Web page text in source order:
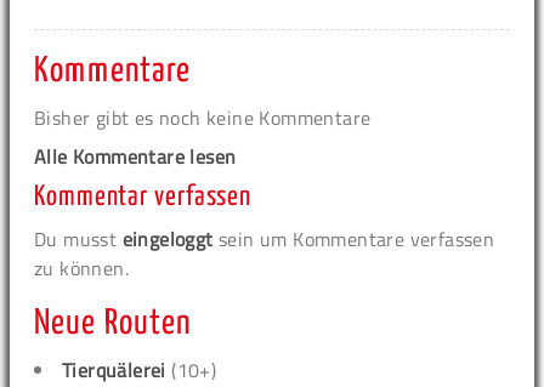
Kommentare
Bisher gibt es noch keine Kommentare
Alle Kommentare lesen
Kommentar verfassen
Du musst eingeloggt sein um Kommentare verfassen
zu können.
Neue Routen
Tierquälerei (10+)